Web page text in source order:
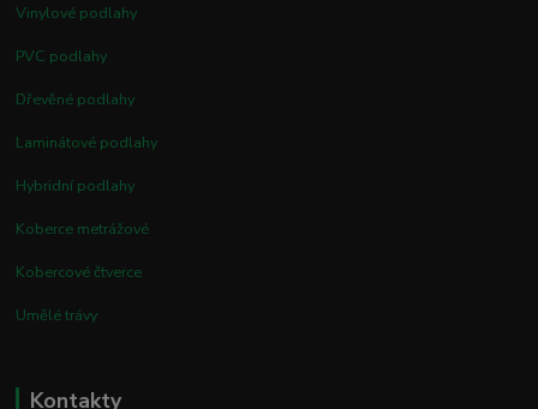
Vinylové podlahy
PVC podlahy
Dřevěné podlahy
Laminátové podlahy
Hybridní podlahy
Koberce metrážové
Kobercové čtverce
Umělé trávy
Kontakty